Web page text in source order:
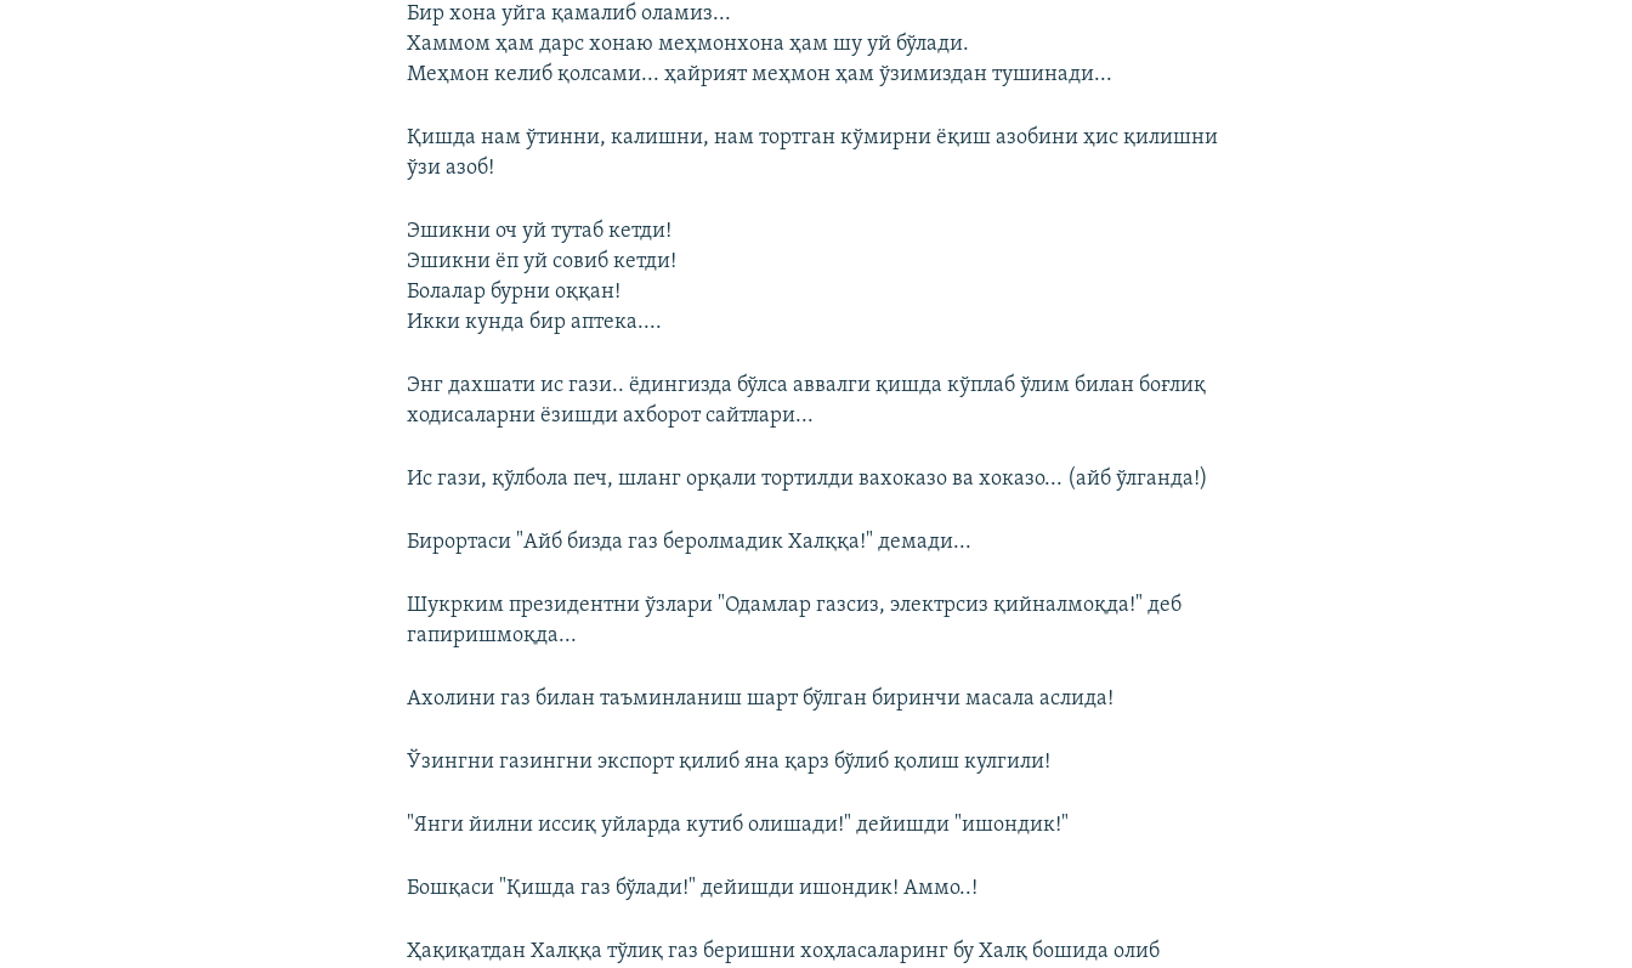
Бир хона уйга қамалиб оламиз...
Хаммом ҳам дарс хонаю меҳмонхона ҳам шу уй бўлади.
Меҳмон келиб қолсами... ҳайрият меҳмон ҳам ўзимиздан тушинади...
Қишда нам ўтинни, калишни, нам тортган кўмирни ёқиш азобини ҳис қилишни
ўзи азоб!
Эшикни оч уй тутаб кетди!
Эшикни ёп уй совиб кетди!
Болалар бурни оққан!
Икки кунда бир аптека....
Энг дахшати ис гази.. ёдингизда бўлса аввалги қишда кўплаб ўлим билан боғлиқ
ходисаларни ёзишди ахборот сайтлари...
Ис гази, қўлбола печ, шланг орқали тортилди вахоказо ва хоказо... (айб ўлганда!)
Бирортаси "Айб бизда газ беролмадик Халққа!" демади...
Шукрким президентни ўзлари "Одамлар газсиз, электрсиз қийналмоқда!" деб
гапиришмоқда...
Ахолини газ билан таъминланиш шарт бўлган биринчи масала аслида!
Ўзингни газингни экспорт қилиб яна қарз бўлиб қолиш кулгили!
"Янги йилни иссиқ уйларда кутиб олишади!" дейишди "ишондик!"
Бошқаси "Қишда газ бўлади!" дейишди ишондик! Аммо..!
Ҳақиқатдан Халққа тўлиқ газ беришни хоҳласаларинг бу Халқ бошида олиб